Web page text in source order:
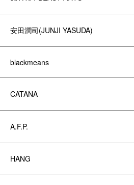
安田潤司(JUNJI YASUDA)
blackmeans
CATANA
A.F.P.
HANG